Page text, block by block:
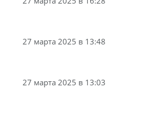
27 марта 2025 в 13:48
27 марта 2025 в 13:03